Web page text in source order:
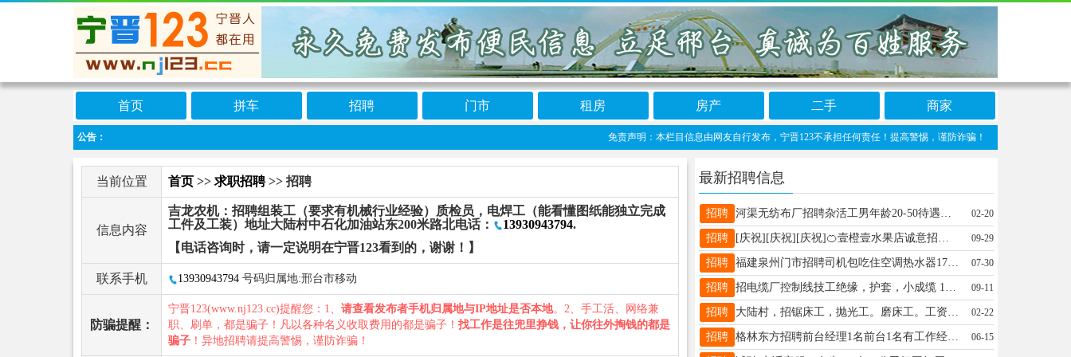
首页 拼车 招聘 门市 租房 房产 二手 商家
公告： 免责声明：本栏目信息由网友自行发布，宁晋123不承担任何责任！提高警惕，谨防诈骗！做推广、做信息置顶！
当前位置 首页 >> 求职招聘>> 招聘
信息内容
吉龙农机：招聘组装工（要求有机械行业经验）质检员，电焊工（能看懂图纸能独立完成
工件及工装）地址大陆村中石化加油站东200米路北电话：
13930943794.
【电话咨询时，请一定说明在宁晋123看到的，谢谢！】
联系手机 13930943794 号码归属地:邢台市移动
防骗提醒：
宁晋123(www.nj123.cc)提醒您：1、 请查看发布者手机归属地与IP地址是否本地。2、手工活、网络兼
职、刷单，都是骗子！凡以各种名义收取费用的都是骗子！ 找工作是往兜里挣钱，让你往外掏钱的都是
骗子 ！异地招聘请提高警惕，谨防诈骗！
最新招聘信息
招聘 河渠无纺布厂招聘杂活工男年龄20-50待遇优厚工资月结拨打电话15832173000 02-20
招聘 [庆祝][庆祝][庆祝]🍊壹橙壹水果店诚意招聘：店长1名、店员5名，要求：女，有亲和力、形象好、气质佳，待遇丰厚，有经验者优先。 [烟花]地址：宁晋县城状元路北头上城华府C区斜对过。 ☎️联系电话：18131906000 09-29
招聘 福建泉州门市招聘司机包吃住空调热水器178509666000 07-30
招聘 招电缆厂控制线技工绝缘，护套，小成缆 13969110202 09-11
招聘 大陆村，招锯床工，抛光工。磨床工。工资面议，待遇优厚！长期招工，联系电话:18632999721 02-22
招聘 格林东方招聘前台经理1名前台1名有工作经验者优先挂账面谈联系15803390666 06-15